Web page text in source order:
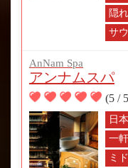
隠
サ
AnNam Spa
アンナムスパ
(5 /
日
一
ミ